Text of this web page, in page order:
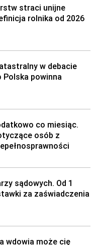
straci unijne
rolnika od 2026
w debacie
Polska powinna
co miesiąc.
osób z
sądowych. Od 1
za zaświadczenia
wdowia może cię